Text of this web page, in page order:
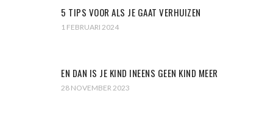
5 TIPS VOOR ALS JE GAAT VERHUIZEN
1 FEBRUARI 2024
EN DAN IS JE KIND INEENS GEEN KIND MEER
28 NOVEMBER 2023